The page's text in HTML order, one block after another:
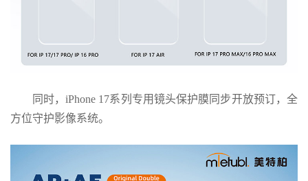
同时，iPhone 17系列专用镜头保护膜同步开放预订，全
方位守护影像系统。